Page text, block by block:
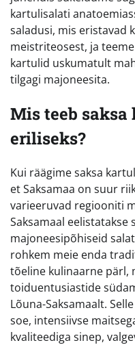
kartulisalati
saladusi, mis eristavad
meistriteosest, ja
kartulid uskumatult
tilgagi majoneesita.
Mis teeb
eriliseks?
Kui räägime saksa
et Saksamaa on suur
varieeruvad regiooniti
Saksamaal eelistatakse
majoneesipõhiseid
rohkem meie enda
tõeline kulinaarne pärl,
toiduentusiastide
Lõuna-Saksamaalt.
soe, intensiivse
kvaliteediga sinep,